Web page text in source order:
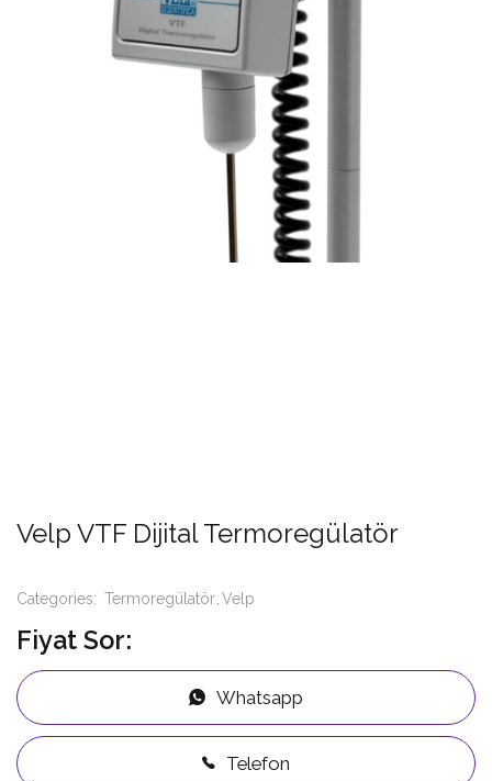
Velp VTF Dijital Termoregülatör
Categories: Termoregülatör Velp
Fiyat Sor:
Whatsapp
Telefon